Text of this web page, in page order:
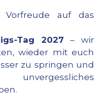
auf das
Tag 2027 – wir
wieder mit euch
zu springen und